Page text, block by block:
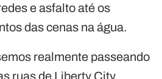
e asfalto até os
das cenas na água.
realmente passeando
ruas de Liberty City,